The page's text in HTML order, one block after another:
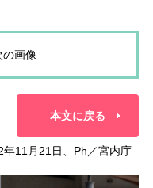
画像
本文に戻る
11月21日、Ph／宮内庁